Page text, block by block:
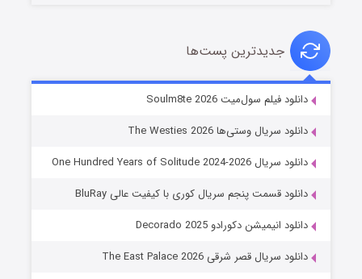
خاندان اژدها فصل ۳
جدیدترین پست‌ها
دانلود فیلم سول‌میت Soulm8te 2026
دانلود سریال وستی‌ها The Westies 2026
دانلود سریال One Hundred Years of Solitude 2024-2026
دانلود قسمت پنجم سریال کوری با کیفیت عالی BluRay
دانلود انیمیشن دکورادو Decorado 2025
دانلود سریال قصر شرقی The East Palace 2026